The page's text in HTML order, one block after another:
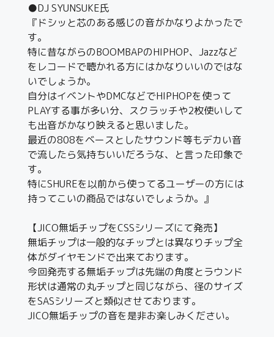
●DJ SYUNSUKE氏
『ドシッと芯のある感じの音がかなりよかったで
す。
特に昔ながらのBOOMBAPのHIPHOP、Jazzなど
をレコードで聴かれる方にはかなりいいのではな
いでしょうか。
自分はイベントやDMCなどでHIPHOPを使って
PLAYする事が多い分、スクラッチや2枚使いして
も出音がかなり映えると思いました。
最近の808をベースとしたサウンド等もデカい音
で流したら気持ちいいだろうな、と言った印象で
す。
特にSHUREを以前から使ってるユーザーの方には
持ってこいの商品ではないでしょうか。』
【JICO無垢チップをCSSシリーズにて発売】
無垢チップは一般的なチップとは異なりチップ全
体がダイヤモンドで出来ております。
今回発売する無垢チップは先端の角度とラウンド
形状は通常の丸チップと同じながら、径のサイズ
をSASシリーズと類似させております。
JICO無垢チップの音を是非お楽しみください。